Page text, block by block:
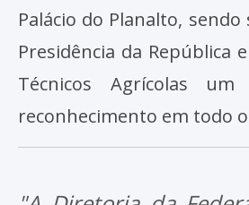
Palácio do Planalto,
Presidência da República
Técnicos Agrícolas
reconhecimento em todo